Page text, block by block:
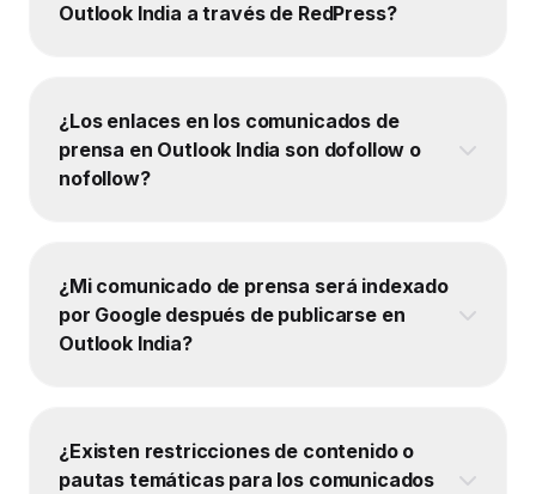
Outlook India a través de RedPress?
¿Los enlaces en los comunicados de
prensa en Outlook India son dofollow o
nofollow?
¿Mi comunicado de prensa será indexado
por Google después de publicarse en
Outlook India?
¿Existen restricciones de contenido o
pautas temáticas para los comunicados